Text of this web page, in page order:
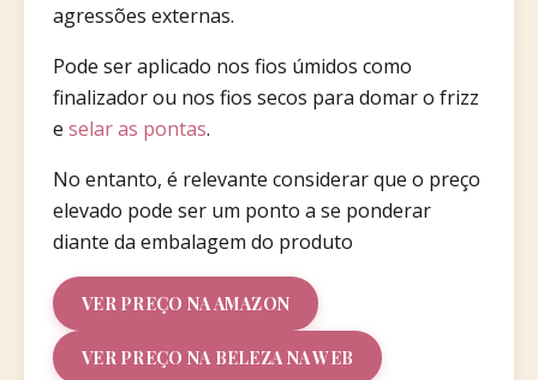
agressões externas.
Pode ser aplicado nos fios úmidos como
finalizador ou nos fios secos para domar o frizz
e selar as pontas.
No entanto, é relevante considerar que o preço
elevado pode ser um ponto a se ponderar
diante da embalagem do produto
VER PREÇO NA AMAZON
VER PREÇO NA BELEZA NA WEB